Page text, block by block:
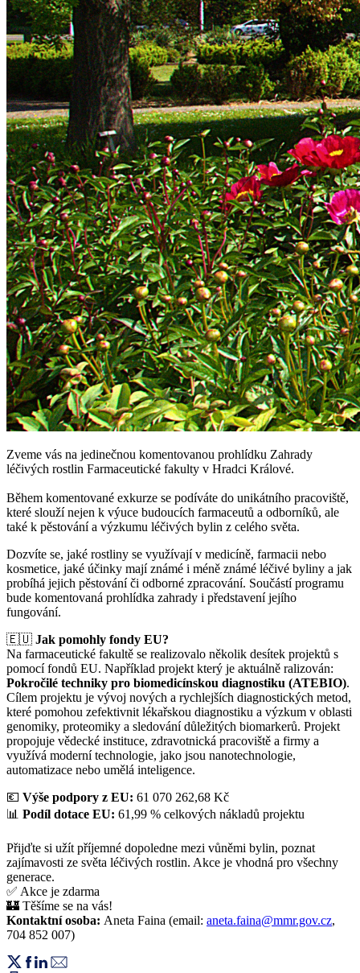
Zveme vás na jedinečnou komentovanou prohlídku Zahrady
léčivých rostlin Farmaceutické fakulty v Hradci Králové.
Během komentované exkurze se podíváte do unikátního pracoviště,
které slouží nejen k výuce budoucích farmaceutů a odborníků, ale
také k pěstování a výzkumu léčivých bylin z celého světa.
Dozvíte se, jaké rostliny se využívají v medicíně, farmacii nebo
kosmetice, jaké účinky mají známé i méně známé léčivé byliny a jak
probíhá jejich pěstování či odborné zpracování. Součástí programu
bude komentovaná prohlídka zahrady i představení jejího
fungování.
🇪🇺 Jak pomohly fondy EU?
Na farmaceutické fakultě se realizovalo několik desítek projektů s
pomocí fondů EU. Například projekt který je aktuálně ralizován:
Pokročilé techniky pro biomedicínskou diagnostiku (ATEBIO).
Cílem projektu je vývoj nových a rychlejších diagnostických metod,
které pomohou zefektivnit lékařskou diagnostiku a výzkum v oblasti
genomiky, proteomiky a sledování důležitých biomarkerů. Projekt
propojuje vědecké instituce, zdravotnická pracoviště a firmy a
využívá moderní technologie, jako jsou nanotechnologie,
automatizace nebo umělá inteligence.
💶 Výše podpory z EU: 61 070 262,68 Kč
📊 Podíl dotace EU: 61,99 % celkových nákladů projektu
Přijďte si užít příjemné dopoledne mezi vůněmi bylin, poznat
zajímavosti ze světa léčivých rostlin. Akce je vhodná pro všechny
generace.
✅ Akce je zdarma
🏰 Těšíme se na vás!
Kontaktní osoba: Aneta Faina (email: aneta.faina@mmr.gov.cz,
704 852 007)